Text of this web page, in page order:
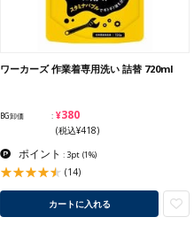
ワーカーズ 作業着専用洗い 詰替 720ml
BG卸価 ¥380
(税込¥418)
ポイント : 3pt (1%)
(14)
カートに入れる